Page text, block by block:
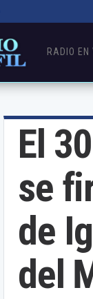
RADIO EN
El
se
de
del